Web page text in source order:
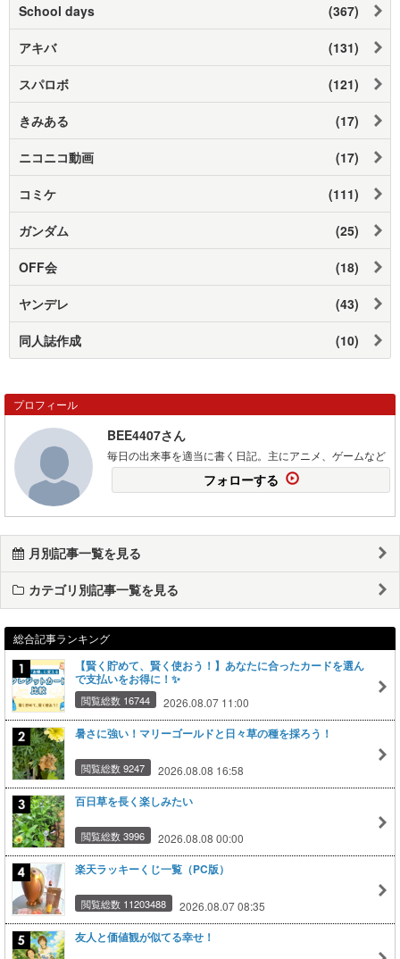
School days (367)
アキバ (131)
スパロボ (121)
きみある (17)
ニコニコ動画 (17)
コミケ (111)
ガンダム (25)
OFF会 (18)
ヤンデレ (43)
同人誌作成 (10)
プロフィール
BEE4407さん
毎日の出来事を適当に書く日記。主にアニメ、ゲームなど
フォローする
月別記事一覧を見る
カテゴリ別記事一覧を見る
総合記事ランキング
【賢く貯めて、賢く使おう！】あなたに合ったカードを選ん
で支払いをお得に！✨
閲覧総数 16744 2026.08.07 11:00
暑さに強い！マリーゴールドと日々草の種を採ろう！
閲覧総数 9247 2026.08.08 16:58
百日草を長く楽しみたい
閲覧総数 3996 2026.08.08 00:00
楽天ラッキーくじ一覧（PC版）
閲覧総数 11203488 2026.08.07 08:35
友人と価値観が似てる幸せ！